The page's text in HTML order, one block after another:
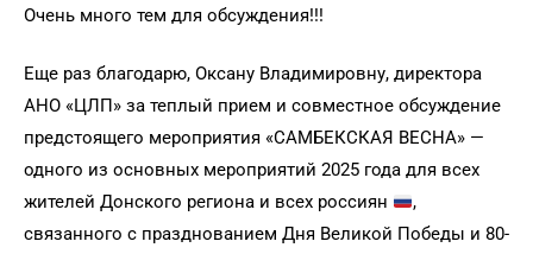
Очень много тем для обсуждения!!!
Еще раз благодарю, Оксану Владимировну, директора
АНО «ЦЛП» за теплый прием и совместное обсуждение
предстоящего мероприятия «САМБЕКСКАЯ ВЕСНА» —
одного из основных мероприятий 2025 года для всех
жителей Донского региона и всех россиян
,
связанного с празднованием Дня Великой Победы и 80-